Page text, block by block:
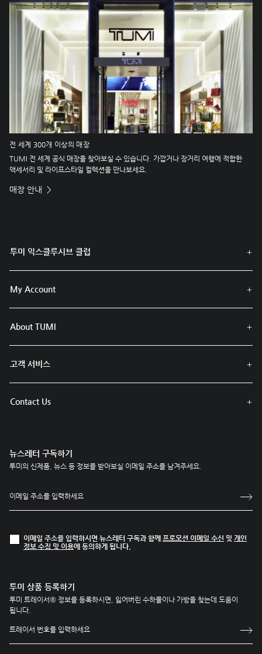
전 세계 300개 이상의 매장
TUMI 전 세계 공식 매장을 찾아보실 수 있습니다. 가깝거나 장거리 여행에 적합한
액세서리 및 라이프스타일 컬렉션을 만나보세요.
매장 안내
투미 익스클루시브 클럽
My Account
About TUMI
고객 서비스
Contact Us
뉴스레터 구독하기
투미의 신제품, 뉴스 등 정보를 받아보실 이메일 주소를 남겨주세요.
이메일 주소를 입력하시면 뉴스레터 구독과 함께 프로모션 이메일 수신 및 개인
정보 수집 및 이용에 동의하게 됩니다.
투미 상품 등록하기
투미 트레이서® 정보를 등록하시면, 잃어버린 수하물이나 가방을 찾는데 도움이
됩니다.